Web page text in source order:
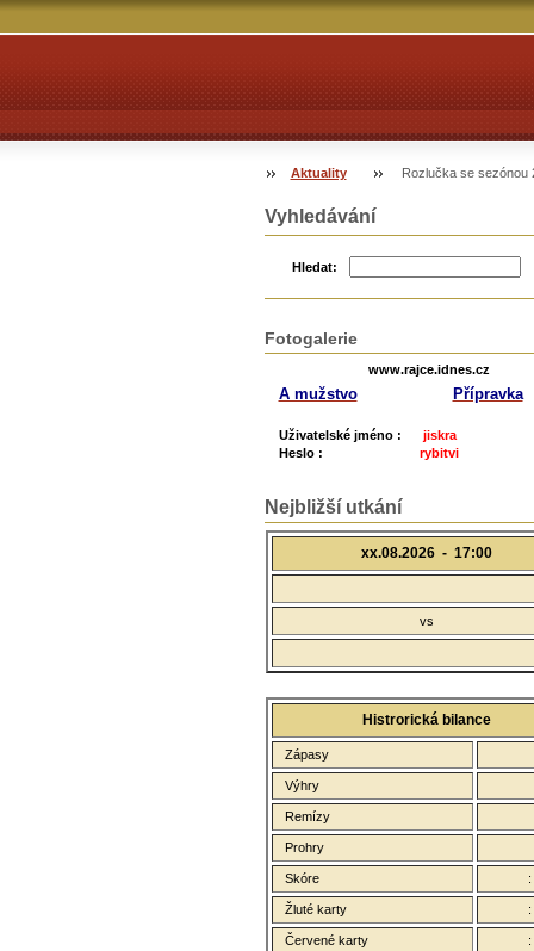
Aktuality Rozlučka se sezónou
Vyhledávání
Hledat:
Fotogalerie
www.rajce.idnes.cz
A mužstvo Přípravka
Uživatelské jméno : jiskra
Heslo : rybitvi
Nejbližší utkání
xx.08.2026 - 17:00
vs
Histrorická bilance
Zápasy
Výhry
Remízy
Prohry
Skóre :
Žluté karty :
Červené karty :